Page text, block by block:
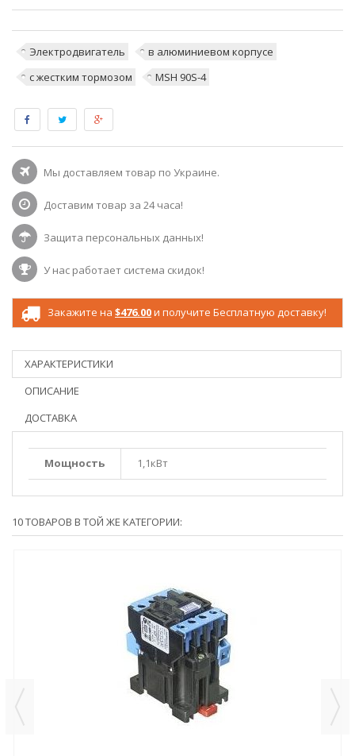
Электродвигатель
в алюминиевом корпусе
с жестким тормозом
MSH 90S-4
Мы доставляем товар по Украине.
Доставим товар за 24 часа!
Защита персональных данных!
У нас работает система скидок!
Закажите на $476.00и получите Бесплатную доставку!
ХАРАКТЕРИСТИКИ
ОПИСАНИЕ
ДОСТАВКА
Мощность 1,1кВт
10 ТОВАРОВ В ТОЙ ЖЕ КАТЕГОРИИ: